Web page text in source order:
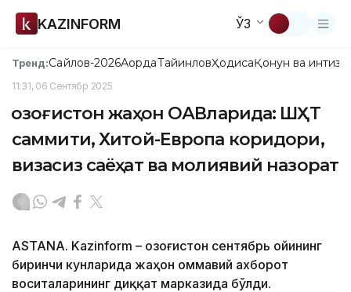
KAZINFORM ЎЗ
Тренд:Сайлов-2026АқордаТайинловҲодисаҚонун ва
11:31, 06 Сентябр 2025
Қозоғистон жаҳон ОАВларида: ШҲТ
саммити, Хитой-Европа коридори,
визасиз саёҳат ва молиявий назорат
ASTANA. Kazinform – Қозоғистон сентябрь ойининг
биринчи кунларида жаҳон оммавий ахборот
воситаларининг диққат марказида бўлди.